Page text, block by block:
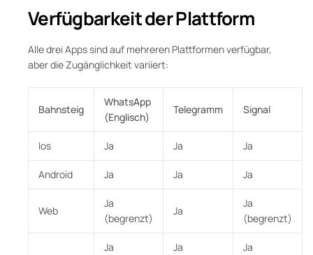
Verfügbarkeit der Plattform
Alle drei Apps sind auf mehreren Plattformen verfügbar,
aber die Zugänglichkeit variiert:
Bahnsteig
WhatsApp
(Englisch)
Telegramm Signal
Ios Ja Ja Ja
Android Ja Ja Ja
Web
Ja
(begrenzt)
Ja
Ja
(begrenzt)
Ja
Ja
Ja